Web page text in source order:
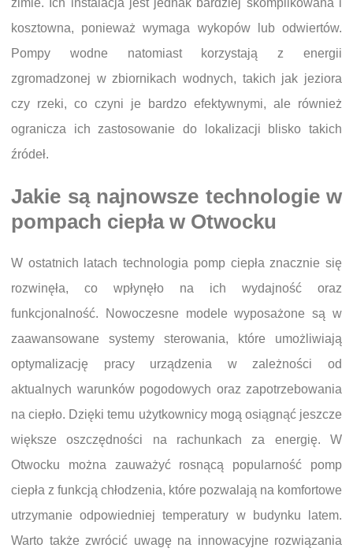
kosztowna, ponieważ wymaga wykopów lub odwiertów.
Pompy wodne natomiast korzystają z energii
zgromadzonej w zbiornikach wodnych, takich jak jeziora
czy rzeki, co czyni je bardzo efektywnymi, ale również
ogranicza ich zastosowanie do lokalizacji blisko takich
źródeł.
Jakie są najnowsze technologie w
pompach ciepła w Otwocku
W ostatnich latach technologia pomp ciepła znacznie się
rozwinęła, co wpłynęło na ich wydajność oraz
funkcjonalność. Nowoczesne modele wyposażone są w
zaawansowane systemy sterowania, które umożliwiają
optymalizację pracy urządzenia w zależności od
aktualnych warunków pogodowych oraz zapotrzebowania
na ciepło. Dzięki temu użytkownicy mogą osiągnąć jeszcze
większe oszczędności na rachunkach za energię. W
Otwocku można zauważyć rosnącą popularność pomp
ciepła z funkcją chłodzenia, które pozwalają na komfortowe
utrzymanie odpowiedniej temperatury w budynku latem.
Warto także zwrócić uwagę na innowacyjne rozwiązania